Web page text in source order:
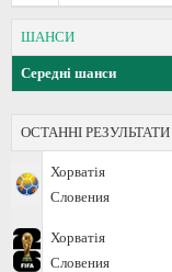
ШАНСИ
Середні шанси
ОСТАННІ РЕЗУЛЬТАТИ
Хорватія
Словения
Хорватія
Словения